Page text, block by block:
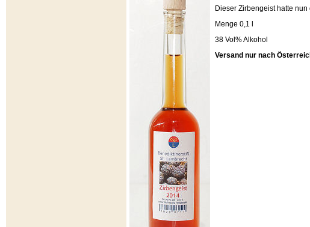
Dieser Zirbengeist hatte
Menge 0,1 l
38 Vol% Alkohol
Versand nur nach